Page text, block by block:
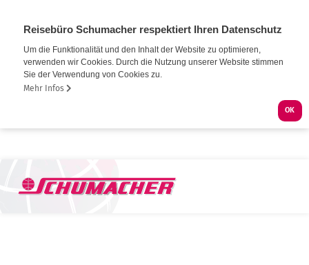
Reisebüro Schumacher respektiert Ihren Datenschutz
Um die Funktionalität und den Inhalt der Website zu optimieren,
verwenden wir Cookies. Durch die Nutzung unserer Website stimmen
Sie der Verwendung von Cookies zu.
Mehr Infos
OK